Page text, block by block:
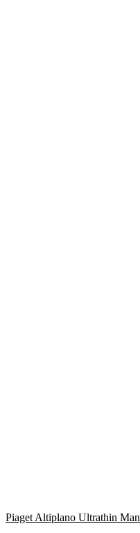
Piaget Altiplano Ultrathin